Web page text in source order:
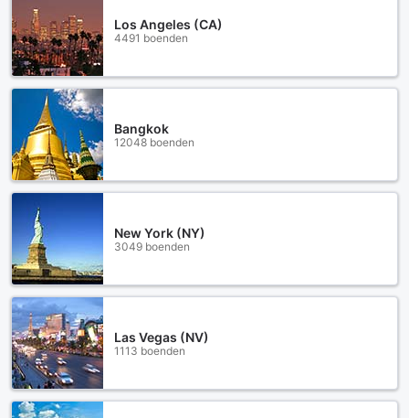
Los Angeles (CA)
4491 boenden
Bangkok
12048 boenden
New York (NY)
3049 boenden
Las Vegas (NV)
1113 boenden